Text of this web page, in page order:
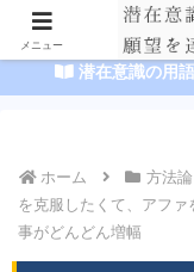
HOME
潜在意識の用
ホーム 方法論
を克服したくて、アフ
事がどんどん増幅
メニュー